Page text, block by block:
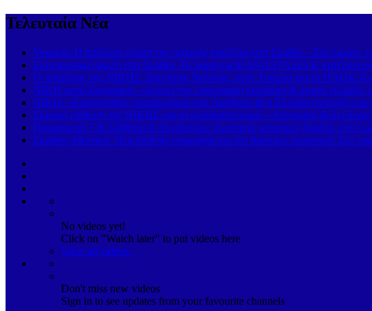
Τελευταία Νέα
Vesuvio: Η απόλυτη γεύση της ιταλικής κουζίνας στη Σκιάθο – Στο
Εντυπωσιακή άφιξη στη Σκιάθο: Το Superyacht ANASTASIA K
Ο πρόεδρος της ΝΙΚΗΣ, Δημήτρης Νατσιός, στην Τούμπα για το ΠΑΟΚ-
ΝΙΚΗ κατά Ζαχαράκη: «Αγνοεί την ευρωπαϊκή καταδίκη & κρατά χιλιάδες
ΝΙΚΗ: «Εκατοντάδες εκατομμύρια στο AntiNero & η Ελλάδα συνεχίζει να
Σκληρή επίθεση της ΝΙΚΗΣ για το μεταναστευτικό: «Αποτροπή & όχι
Παρασκευή 7 & Σάββατο 8 Αυγούστου: Ζωντανές μουσικές βραδιές στο
Σκιάθος-Μονακό: Νέα διεθνής συμμαχία για τον βιώσιμο τουρισμό! Στο
No videos yet!
Click on "Watch later" to put videos here
View all videos
Don't miss new videos
Sign in to see updates from your favourite channels